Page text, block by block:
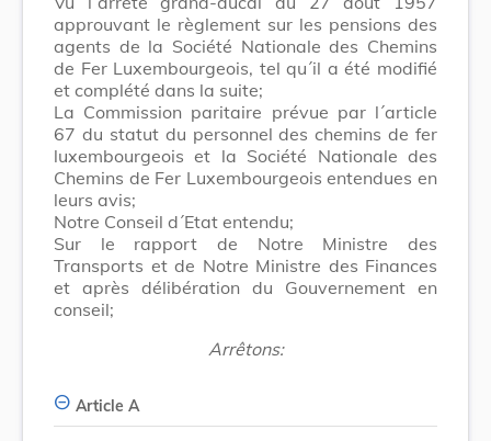
approuvant le règlement sur les pensions des
agents de la Société Nationale des Chemins
de Fer Luxembourgeois, tel qu´il a été modifié
et complété dans la suite;
La Commission paritaire prévue par l´article
67 du statut du personnel des chemins de fer
luxembourgeois et la Société Nationale des
Chemins de Fer Luxembourgeois entendues en
leurs avis;
Notre Conseil d´Etat entendu;
Sur le rapport de Notre Ministre des
Transports et de Notre Ministre des Finances
et après délibération du Gouvernement en
conseil;
Arrêtons:
Article A